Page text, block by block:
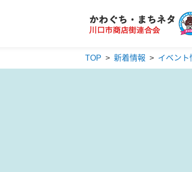
かわぐち・まちネ
川口市商店街連合会
TOP > 新着情報 > イベント